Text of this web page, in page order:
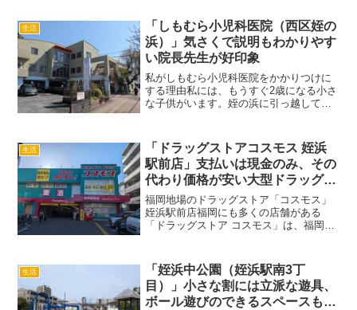
行く人であれば...
生活
「しもむら小児科医院（西区姪の
浜）」気さくで説明もわかりやす
い院長先生が好印象
私がしもむら小児科医院をかかりつけに
する理由私には、もうすぐ2歳になる小さ
な子供がいます。姪の浜に引っ越してき
見ると賛否両論あり実際どうなのか心配
だったんですが、...
生活
「ドラッグストアコスモス 姪浜
駅前店」支払いは現金のみ、その
代わり価格が安い大型ドラッグス
トア
福岡地場のドラッグストア「コスモス」
姪浜駅前店福岡にも多くの店舗がある
「ドラッグストア コスモス」は、福岡に
ズが目印。福岡県内に195店舗を構えてお
り（2024年3...
生活
「姪浜中公園（姪浜駅南3丁
目）」小さな割には立派な遊具、
ボール遊びのできるスペースもあ